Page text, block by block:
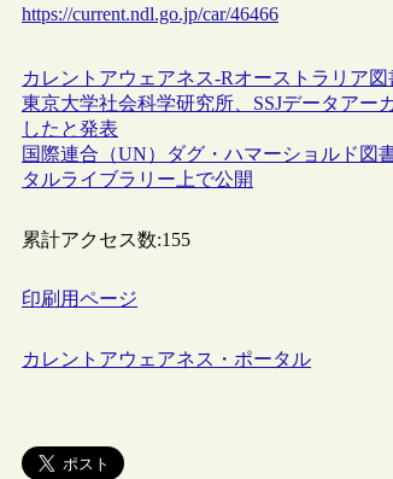
https://current.ndl.go.jp/car/46466
カレントアウェアネス-Rオーストラリア
東京大学社会科学研究所、SSJデータアー
したと発表
国際連合（UN）ダグ・ハマーショルド図
タルライブラリー上で公開
累計アクセス数:155
印刷用ページ
カレントアウェアネス・ポータル